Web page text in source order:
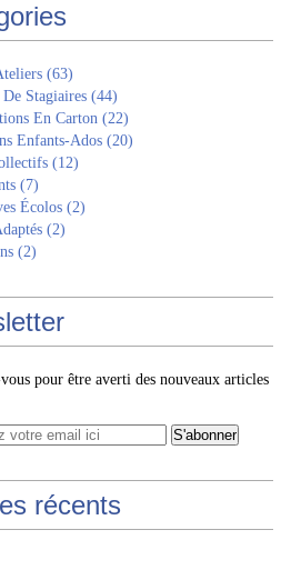
(63)
Stagiaires (44)
En Carton (22)
Enfants-Ados (20)
(12)
(7)
Écolos (2)
(2)
(2)
pour être averti des nouveaux articles
récents